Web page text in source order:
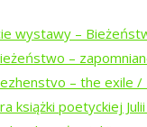
wystawy –
–
– the exile /
książki poetyckiej
z Narewki” w
– 2026
teatralny
przygotowania do